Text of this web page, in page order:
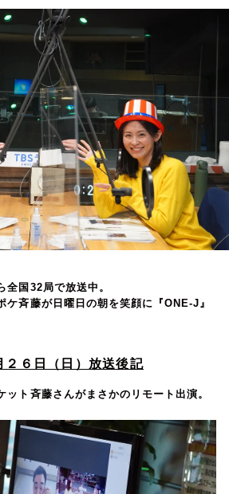
全国32局で放送中。
ケ斉藤が日曜日の朝を笑顔に『ONE-J』
２６日（日）放送後記
ット斉藤さんがまさかのリモート出演。